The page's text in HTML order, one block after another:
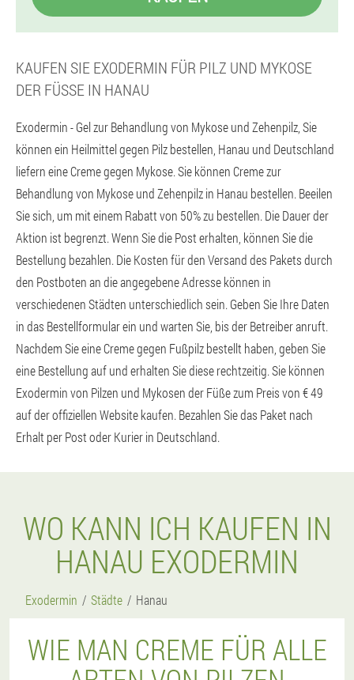
KAUFEN SIE EXODERMIN FÜR PILZ UND MYKOSE
DER FÜSSE IN HANAU
Exodermin - Gel zur Behandlung von Mykose und Zehenpilz, Sie
können ein Heilmittel gegen Pilz bestellen, Hanau und Deutschland
liefern eine Creme gegen Mykose. Sie können Creme zur
Behandlung von Mykose und Zehenpilz in Hanau bestellen. Beeilen
Sie sich, um mit einem Rabatt von 50% zu bestellen. Die Dauer der
Aktion ist begrenzt. Wenn Sie die Post erhalten, können Sie die
Bestellung bezahlen. Die Kosten für den Versand des Pakets durch
den Postboten an die angegebene Adresse können in
verschiedenen Städten unterschiedlich sein. Geben Sie Ihre Daten
in das Bestellformular ein und warten Sie, bis der Betreiber anruft.
Nachdem Sie eine Creme gegen Fußpilz bestellt haben, geben Sie
eine Bestellung auf und erhalten Sie diese rechtzeitig. Sie können
Exodermin von Pilzen und Mykosen der Füße zum Preis von € 49
auf der offiziellen Website kaufen. Bezahlen Sie das Paket nach
Erhalt per Post oder Kurier in Deutschland.
WO KANN ICH KAUFEN IN
HANAU EXODERMIN
Exodermin Städte Hanau
WIE MAN CREME FÜR ALLE